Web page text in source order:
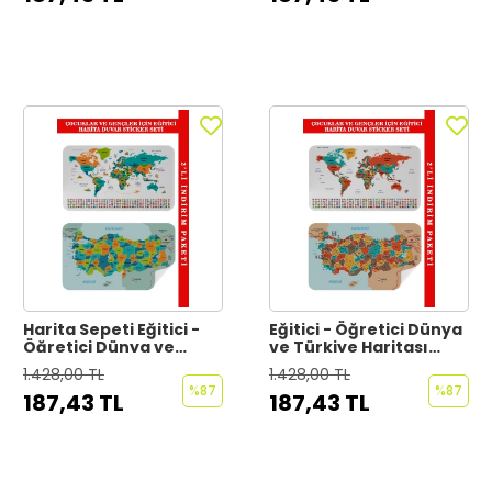
Harita Sepeti Eğitici -
Öğretici Dünya ve
Türkiye Haritası Çocuk
Odası Duvar Sticker-
60x105-3887
1.428,00 TL
187,43 TL %87
Eğitici - Öğretici Dünya
ve Türkiye Haritası
Çocuk Odası Duvar
Sticker-60x105-3886
1.428,00 TL
187,43 TL %87